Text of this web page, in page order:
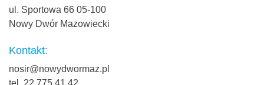
ul. Sportowa 66 05-100
Nowy Dwór Mazowiecki
Kontakt:
nosir@nowydwormaz.pl
tel. 22 775 41 42